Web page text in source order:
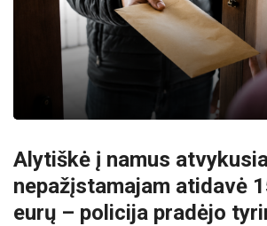
Alytiškė į namus
nepažįstamajam atidavė
eurų – policija pradėjo